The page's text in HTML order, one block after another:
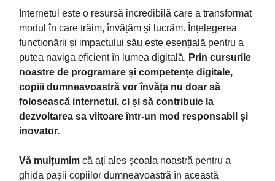
Internetul este o resursă incredibilă care a transformat
modul în care trăim, învățăm și lucrăm. Înțelegerea
funcționării și impactului său este esențială pentru a
putea naviga eficient în lumea digitală. Prin cursurile
noastre de programare și competențe digitale,
copiii dumneavoastră vor învăța nu doar să
folosească internetul, ci și să contribuie la
dezvoltarea sa viitoare într-un mod responsabil și
inovator.
Vă mulțumim că ați ales școala noastră pentru a
ghida pașii copiilor dumneavoastră în această